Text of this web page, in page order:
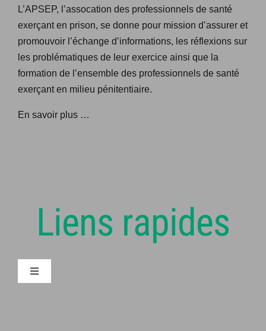
L’APSEP, l’assocation des professionnels de santé
exerçant en prison, se donne pour mission d’assurer et
promouvoir l’échange d’informations, les réflexions sur
les problématiques de leur exercice ainsi que la
formation de l’ensemble des professionnels de santé
exerçant en milieu pénitentiaire.
En savoir plus …
Liens rapides
Navigation
à